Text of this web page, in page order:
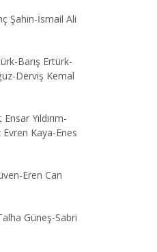
Şahin-İsmail Ali
Barış Ertürk-
Derviş Kemal
Yıldırım-
Kaya-Enes
Eren Can
Güneş-Sabri